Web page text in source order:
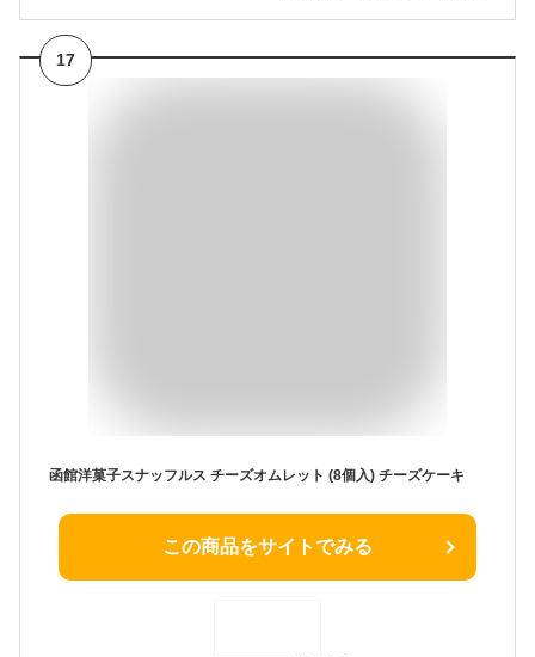
17
函館洋菓子スナッフルス チーズオムレット (8個入) チーズケーキ
この商品をサイトでみる